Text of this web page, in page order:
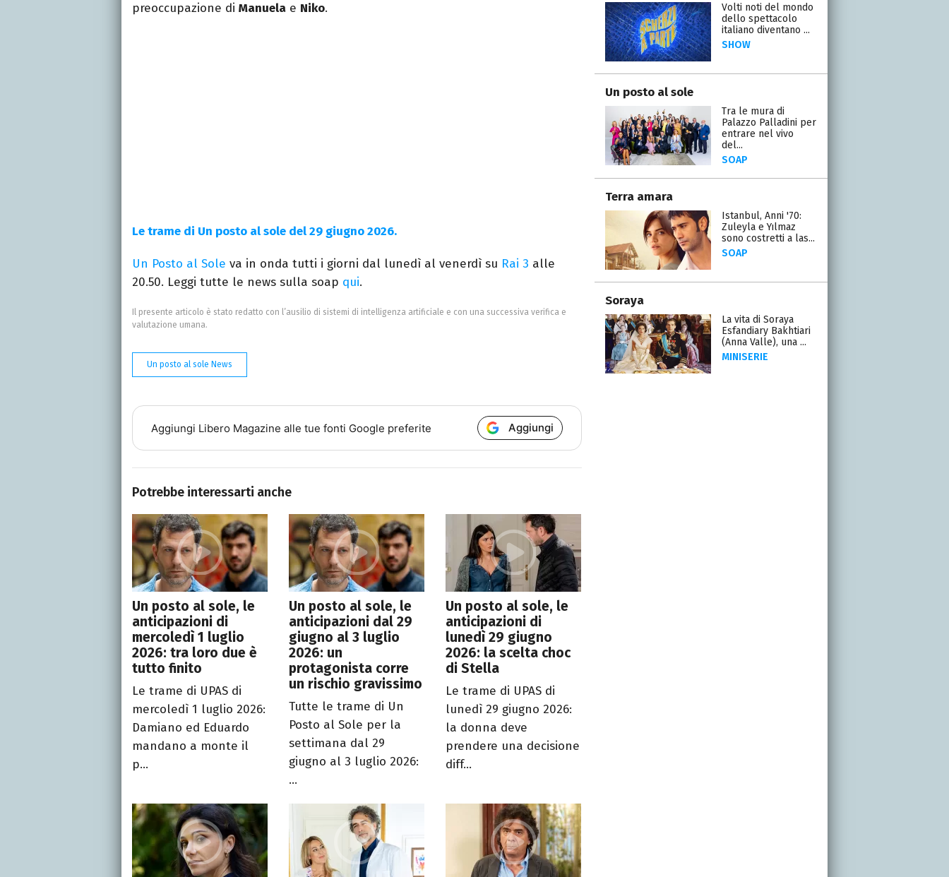
preoccupazione di Manuela e Niko.
Le trame di Un posto al sole del 29 giugno 2026.
Un Posto al Sole va in onda tutti i giorni dal lunedì al venerdì su Rai 3 alle
20.50. Leggi tutte le news sulla soap qui.
Il presente articolo è stato redatto con l’ausilio di sistemi di intelligenza artificiale e con una successiva verifica e
valutazione umana.
Un posto al sole News
Aggiungi Libero Magazine alle tue fonti Google preferite Aggiungi
Potrebbe interessarti anche
Un posto al sole, le
anticipazioni di
mercoledì 1 luglio
2026: tra loro due è
tutto finito
Le trame di UPAS di
mercoledì 1 luglio 2026:
Damiano ed Eduardo
mandano a monte il
p...
Un posto al sole, le
anticipazioni dal 29
giugno al 3 luglio
2026: un
protagonista corre
un rischio gravissimo
Tutte le trame di Un
Posto al Sole per la
settimana dal 29
giugno al 3 luglio 2026:
...
Un posto al sole, le
anticipazioni di
lunedì 29 giugno
2026: la scelta choc
di Stella
Le trame di UPAS di
lunedì 29 giugno 2026:
la donna deve
prendere una decisione
diff...
Volti noti del mondo
dello spettacolo
italiano diventano ...
SHOW
Un posto al sole
Tra le mura di
Palazzo Palladini per
entrare nel vivo
del...
SOAP
Terra amara
Istanbul, Anni '70:
Zuleyla e Yılmaz
sono costretti a las...
SOAP
Soraya
La vita di Soraya
Esfandiary Bakhtiari
(Anna Valle), una ...
MINISERIE